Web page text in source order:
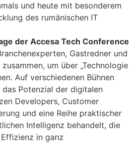
und heute mit besonderem
des rumänischen IT
der Accesa Tech Conference
Gastredner und
um über „Technologie
Auf verschiedenen Bühnen
Potenzial der digitalen
Developers, Customer
und eine Reihe praktischer
Intelligenz behandelt, die
in ganz